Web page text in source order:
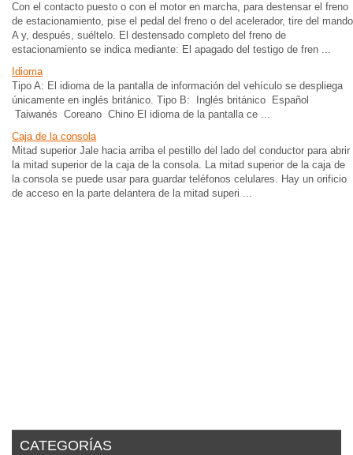
Con el contacto puesto o con el motor en marcha, para destensar el freno
de estacionamiento, pise el pedal del freno o del acelerador, tire del mando
A y, después, suéltelo. El destensado completo del freno de
estacionamiento se indica mediante: El apagado del testigo de fren ...
Idioma
Tipo A: El idioma de la pantalla de información del vehículo se despliega
únicamente en inglés británico. Tipo B: Inglés británico Español
Taiwanés Coreano Chino El idioma de la pantalla ce ...
Caja de la consola
Mitad superior Jale hacia arriba el pestillo del lado del conductor para abrir
la mitad superior de la caja de la consola. La mitad superior de la caja de
la consola se puede usar para guardar teléfonos celulares. Hay un orificio
de acceso en la parte delantera de la mitad superi ...
CATEGORÍAS